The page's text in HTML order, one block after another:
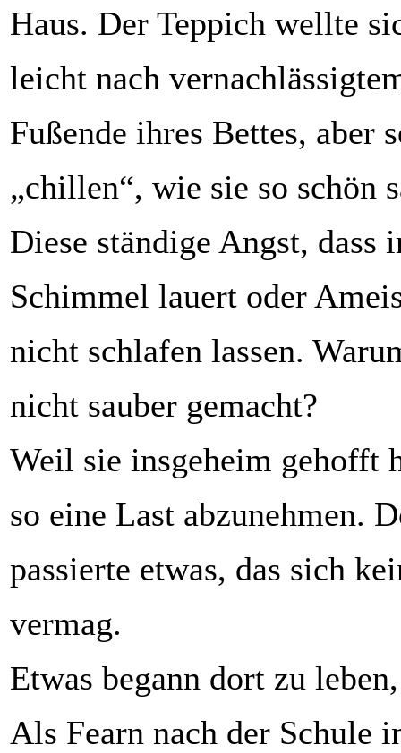
Haus. Der Teppich wellte
leicht nach
Fußende ihres Bettes, aber
„chillen“, wie sie so schön
Diese ständige Angst, dass
Schimmel lauert oder
nicht schlafen lassen.
nicht sauber gemacht?
Weil sie insgeheim gehofft
so eine Last abzunehmen.
passierte etwas, das sich
vermag.
Etwas begann dort zu
Als Fearn nach der Schule